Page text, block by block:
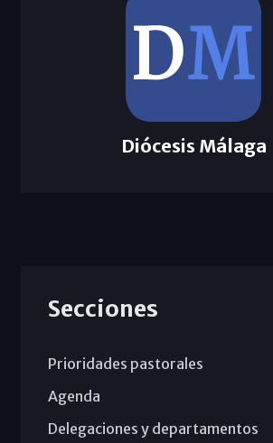
Diócesis Málaga
Secciones
Prioridades pastorales
Agenda
Delegaciones y departamentos